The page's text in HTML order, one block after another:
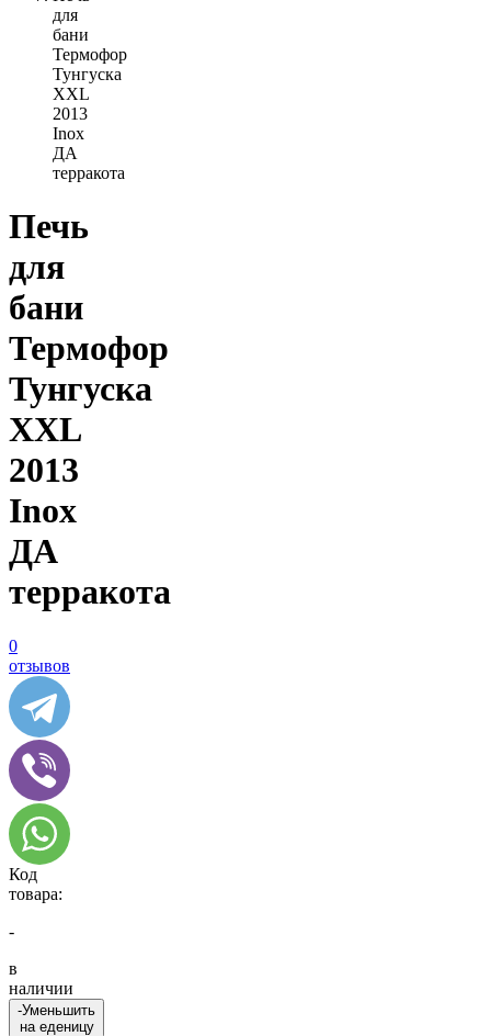
для
бани
Термофор
Тунгуска
XXL
2013
Inox
ДА
терракота
Печь
для
бани
Термофор
Тунгуска
XXL
2013
Inox
ДА
терракота
0
отзывов
Код
товара:
-
в
наличии
-Уменьшить
на еденицу